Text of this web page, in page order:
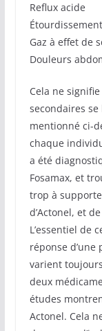
Reflux acide
Gaz à effet de
Douleurs
Cela ne
secondaires
mentionné ci-
chaque
a été
Fosamax, et
trop à
d’Actonel, et
L’essentiel de
réponse
varient
deux
études
Actonel. Cela